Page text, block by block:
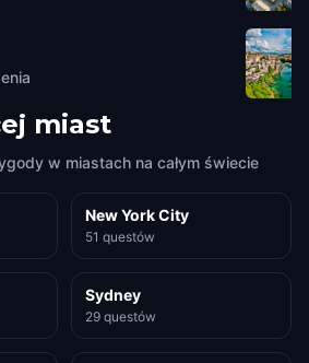
miast
w miastach na całym świecie
New York City
51 questów
Sydney
29 questów